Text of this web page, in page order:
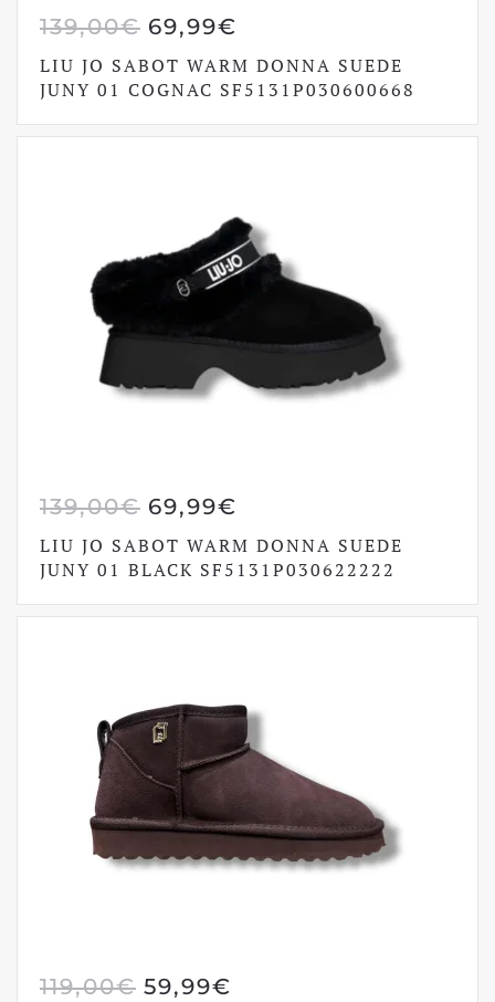
139,00€ IL
PREZZO
ORIGINALE
ERA:
69,99€
PREZZO
ATTUALE
È:
LIU JO SABOT WARM DONNA SUEDE
JUNY 01 COGNAC SF5131P030600668
139,00€ IL
PREZZO
ORIGINALE
ERA:
69,99€
PREZZO
ATTUALE
È:
LIU JO SABOT WARM DONNA SUEDE
JUNY 01 BLACK SF5131P030622222
119,00€ IL
59,99€